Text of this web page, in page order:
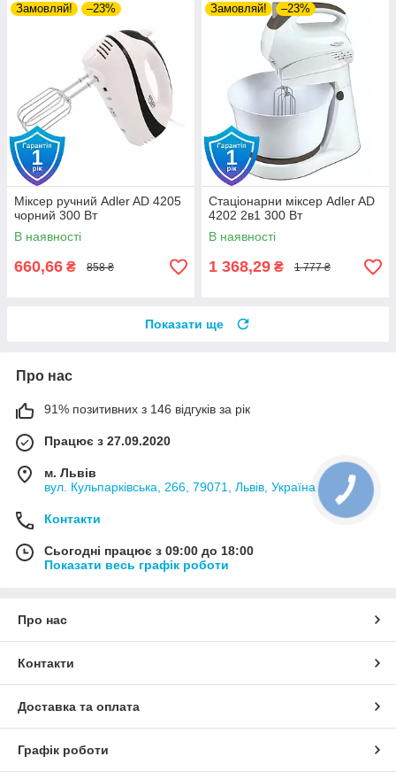
Замовляй! –23%
Міксер ручний Adler AD 4205
чорний 300 Вт
В наявності
660,66 ₴ 858 ₴
Замовляй! –23%
Стаціонарни міксер Adler AD
4202 2в1 300 Вт
В наявності
1 368,29 ₴ 1 777 ₴
Показати ще
Про нас
91% позитивних з 146 відгуків за рік
Працює з 27.09.2020
м. Львів
вул. Кульпарківська, 266, 79071, Львів, Україна
Контакти
Сьогодні працює з 09:00 до 18:00
Показати весь графік роботи
Про нас
Контакти
Доставка та оплата
Графік роботи